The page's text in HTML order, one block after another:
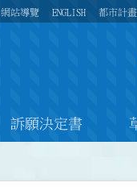
網站導覽 ENGLISH 都市計
訴願決定書